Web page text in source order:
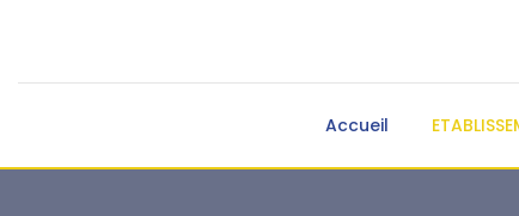
Accueil